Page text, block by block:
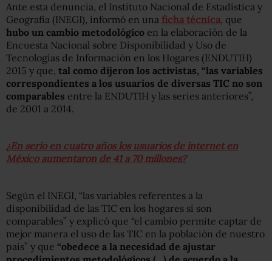
Ante esta denuncia, el Instituto Nacional de Estadística y
Geografía (INEGI), informó en una ficha técnica, que
hubo un cambio metodológico en la elaboración de la
Encuesta Nacional sobre Disponibilidad y Uso de
Tecnologías de Información en los Hogares (ENDUTIH)
2015 y que, tal como dijeron los activistas, “las variables
correspondientes a los usuarios de diversas TIC no son
comparables entre la ENDUTIH y las series anteriores”,
de 2001 a 2014.
¿En serio en cuatro años los usuarios de internet en
México aumentaron de 41 a 70 millones?
Según el INEGI, “las variables referentes a la
disponibilidad de las TIC en los hogares sí son
comparables” y explicó que “el cambio permite captar de
mejor manera el uso de las TIC en la población de nuestro
país” y que “obedece a la necesidad de ajustar